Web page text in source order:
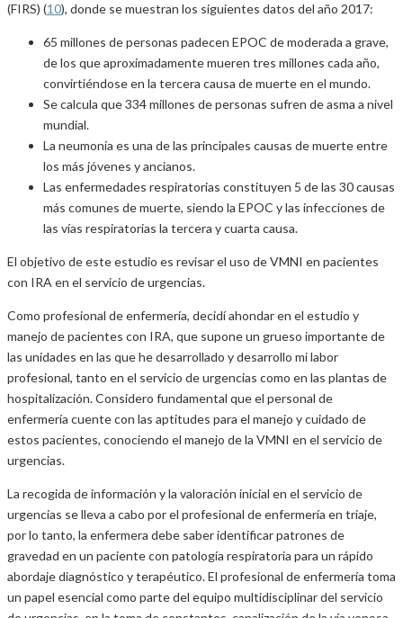
(FIRS) (10), donde se muestran los siguientes datos del año 2017:
65 millones de personas padecen EPOC de moderada a grave,
de los que aproximadamente mueren tres millones cada año,
convirtiéndose en la tercera causa de muerte en el mundo.
Se calcula que 334 millones de personas sufren de asma a nivel
mundial.
La neumonía es una de las principales causas de muerte entre
los más jóvenes y ancianos.
Las enfermedades respiratorias constituyen 5 de las 30 causas
más comunes de muerte, siendo la EPOC y las infecciones de
las vías respiratorias la tercera y cuarta causa.
El objetivo de este estudio es revisar el uso de VMNI en pacientes
con IRA en el servicio de urgencias.
Como profesional de enfermería, decidí ahondar en el estudio y
manejo de pacientes con IRA, que supone un grueso importante de
las unidades en las que he desarrollado y desarrollo mi labor
profesional, tanto en el servicio de urgencias como en las plantas de
hospitalización. Considero fundamental que el personal de
enfermería cuente con las aptitudes para el manejo y cuidado de
estos pacientes, conociendo el manejo de la VMNI en el servicio de
urgencias.
La recogida de información y la valoración inicial en el servicio de
urgencias se lleva a cabo por el profesional de enfermería en triaje,
por lo tanto, la enfermera debe saber identificar patrones de
gravedad en un paciente con patología respiratoria para un rápido
abordaje diagnóstico y terapéutico. El profesional de enfermería toma
un papel esencial como parte del equipo multidisciplinar del servicio